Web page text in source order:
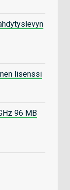
lisenssi
96 MB